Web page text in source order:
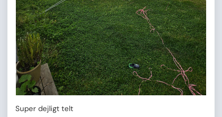
Super dejligt telt